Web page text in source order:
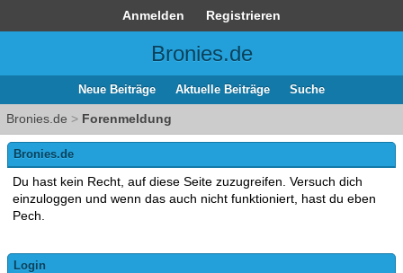
Anmelden Registrieren
Bronies.de
Neue Beiträge Aktuelle Beiträge Suche
Bronies.de > Forenmeldung
Bronies.de
Du hast kein Recht, auf diese Seite zuzugreifen. Versuch dich
einzuloggen und wenn das auch nicht funktioniert, hast du eben
Pech.
Login